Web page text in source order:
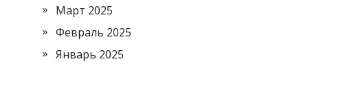
Март 2025
Февраль 2025
Январь 2025